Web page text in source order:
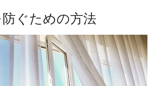
ぐための方法